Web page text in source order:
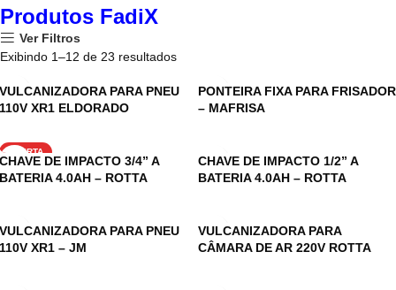
Produtos FadiX
Ver Filtros
Exibindo 1–12 de 23 resultados
VULCANIZADORA PARA PNEU
110V XR1 ELDORADO
PONTEIRA FIXA PARA FRISADOR
– MAFRISA
OFERTA
CHAVE DE IMPACTO 3/4” A
BATERIA 4.0AH – ROTTA
CHAVE DE IMPACTO 1/2” A
BATERIA 4.0AH – ROTTA
VULCANIZADORA PARA PNEU
110V XR1 – JM
VULCANIZADORA PARA
CÂMARA DE AR 220V ROTTA